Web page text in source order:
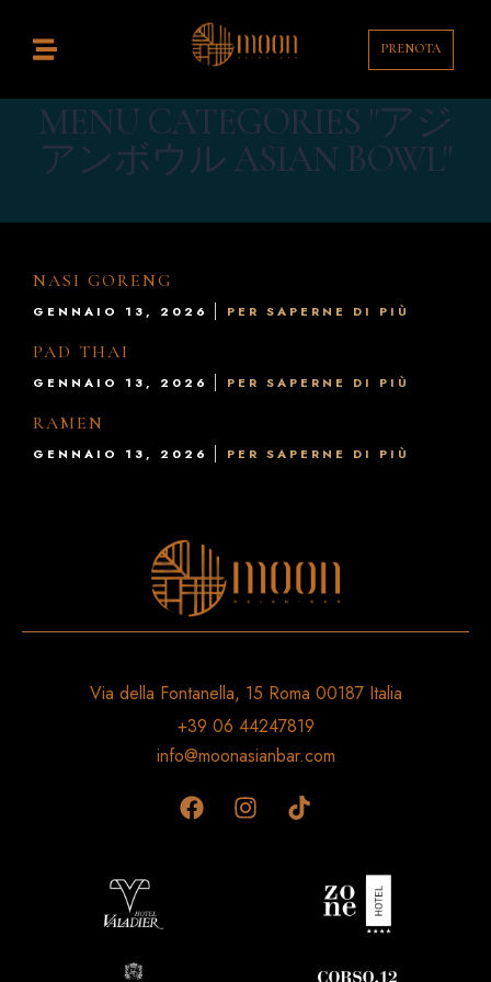
PRENOTA
MENU CATEGORIES "アジ
アンボウル ASIAN BOWL"
NASI GORENG
GENNAIO 13, 2026 PER SAPERNE DI PIÙ
PAD THAI
GENNAIO 13, 2026 PER SAPERNE DI PIÙ
RAMEN
GENNAIO 13, 2026 PER SAPERNE DI PIÙ
Via della Fontanella, 15 Roma 00187 Italia
+39 06 44247819
info@moonasianbar.com
Bar
List